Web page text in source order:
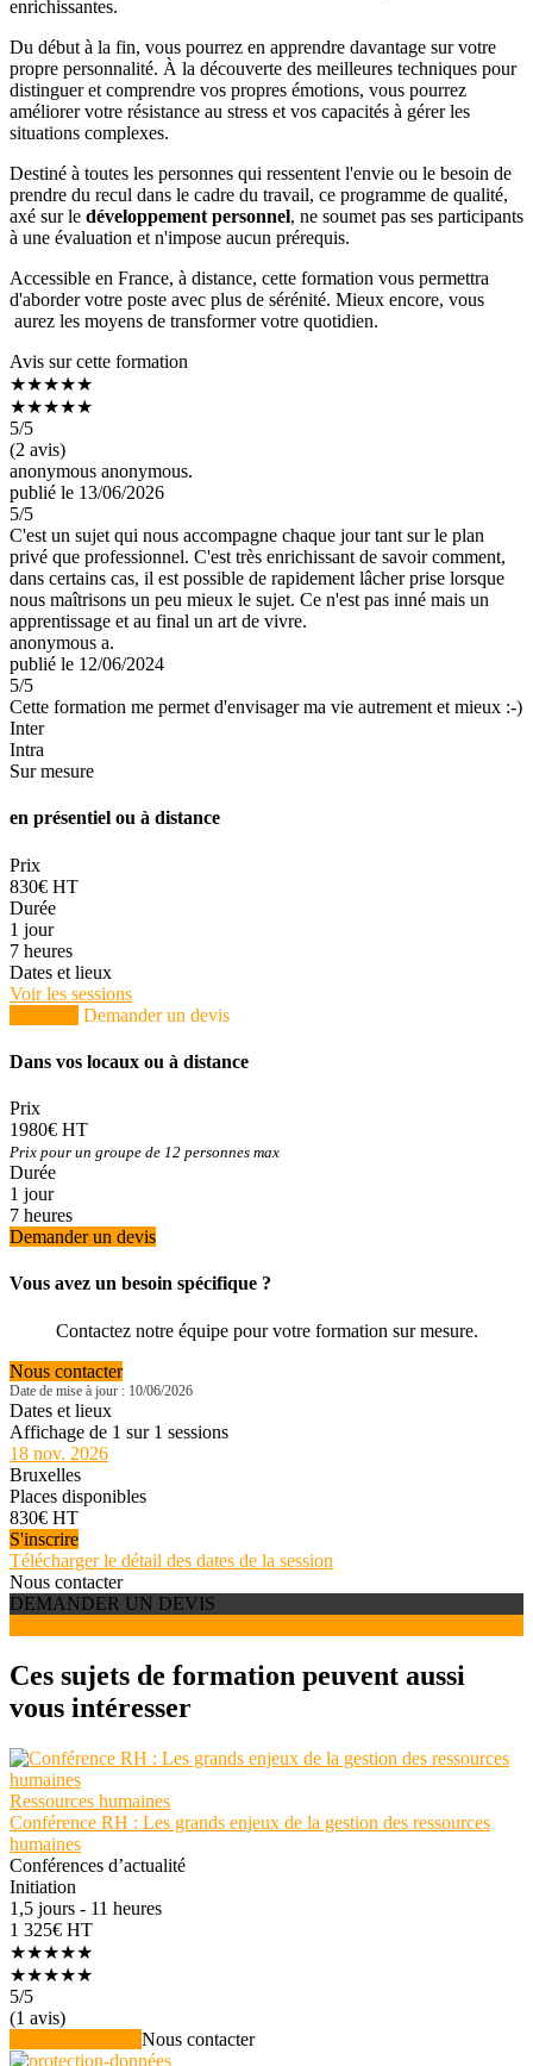
enrichissantes.
Du début à la fin, vous pourrez en apprendre davantage sur votre
propre personnalité. À la découverte des meilleures techniques pour
distinguer et comprendre vos propres émotions, vous pourrez
améliorer votre résistance au stress et vos capacités à gérer les
situations complexes.
Destiné à toutes les personnes qui ressentent l'envie ou le besoin de
prendre du recul dans le cadre du travail, ce programme de qualité,
axé sur le développement personnel, ne soumet pas ses participants
à une évaluation et n'impose aucun prérequis.
Accessible en France, à distance, cette formation vous permettra
d'aborder votre poste avec plus de sérénité. Mieux encore, vous
aurez les moyens de transformer votre quotidien.
Avis sur cette formation
★★★★★
★★★★★
5/5
(2 avis)
anonymous anonymous.
publié le 13/06/2026
5/5
C'est un sujet qui nous accompagne chaque jour tant sur le plan
privé que professionnel. C'est très enrichissant de savoir comment,
dans certains cas, il est possible de rapidement lâcher prise lorsque
nous maîtrisons un peu mieux le sujet. Ce n'est pas inné mais un
apprentissage et au final un art de vivre.
anonymous a.
publié le 12/06/2024
5/5
Cette formation me permet d'envisager ma vie autrement et mieux :-)
Inter
Intra
Sur mesure
en présentiel ou à distance
Prix
830€ HT
Durée
1 jour
7 heures
Dates et lieux
Voir les sessions
Demander un devis
Dans vos locaux ou à distance
Prix
1980€ HT
Prix pour un groupe de 12 personnes max
Durée
1 jour
7 heures
Demander un devis
Vous avez un besoin spécifique ?
Contactez notre équipe pour votre formation sur mesure.
Nous contacter
Date de mise à jour : 10/06/2026
Dates et lieux
Affichage de 1 sur 1 sessions
18 nov. 2026
Bruxelles
Places disponibles
830€ HT
S'inscrire
Télécharger le détail des dates de la session
Nous contacter
DEMANDER UN DEVIS
Ces sujets de formation peuvent aussi
vous intéresser
Ressources humaines
Conférence RH : Les grands enjeux de la gestion des ressources
humaines
Conférences d’actualité
Initiation
1,5 jours - 11 heures
1 325€ HT
★★★★★
★★★★★
5/5
(1 avis)
Nous contacter